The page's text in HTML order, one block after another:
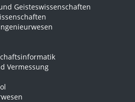
Geisteswissenschaften
Vermessung